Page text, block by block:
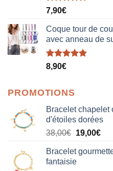
Note5.00
sur 5
7,90€
Coque tour de
avec anneau de
Note5.00
sur 5
8,90€
PROMOTIONS
Bracelet chapelet
d'étoiles dorées
38,00€ Le
initial
était :
19,00€Le
Bracelet
fantaisie